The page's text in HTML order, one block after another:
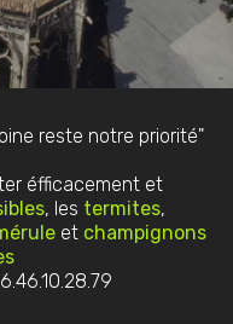
reste notre priorité"
éfficacement et
, les termites,
et champignons